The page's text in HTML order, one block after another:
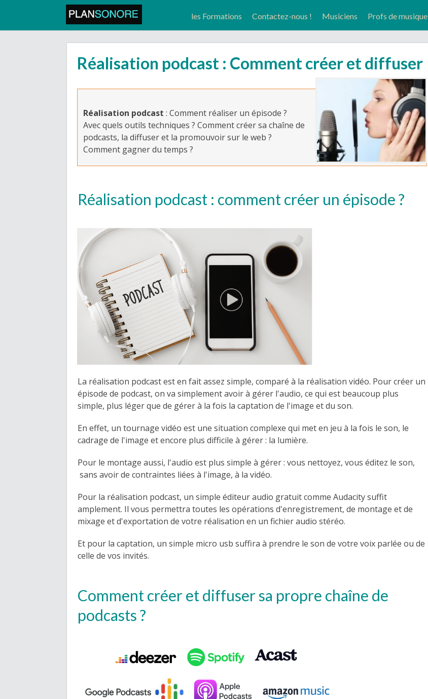
les Formations Contactez-nous ! Musiciens Profs de musique
Réalisation podcast : Comment créer et diffuser
Réalisation podcast : Comment réaliser un épisode ?
Avec quels outils techniques ? Comment créer sa chaîne de
podcasts, la diffuser et la promouvoir sur le web ?
Comment gagner du temps ?
Réalisation podcast : comment créer un épisode ?
La réalisation podcast est en fait assez simple, comparé à la réalisation vidéo. Pour créer un
épisode de podcast, on va simplement avoir à gérer l'audio, ce qui est beaucoup plus
simple, plus léger que de gérer à la fois la captation de l'image et du son.
En effet, un tournage vidéo est une situation complexe qui met en jeu à la fois le son, le
cadrage de l'image et encore plus difficile à gérer : la lumière.
Pour le montage aussi, l'audio est plus simple à gérer : vous nettoyez, vous éditez le son,
sans avoir de contraintes liées à l'image, à la vidéo.
Pour la réalisation podcast, un simple éditeur audio gratuit comme Audacity suffit
amplement. Il vous permettra toutes les opérations d'enregistrement, de montage et de
mixage et d'exportation de votre réalisation en un fichier audio stéréo.
Et pour la captation, un simple micro usb suffira à prendre le son de votre voix parlée ou de
celle de vos invités.
Comment créer et diffuser sa propre chaîne de
podcasts ?